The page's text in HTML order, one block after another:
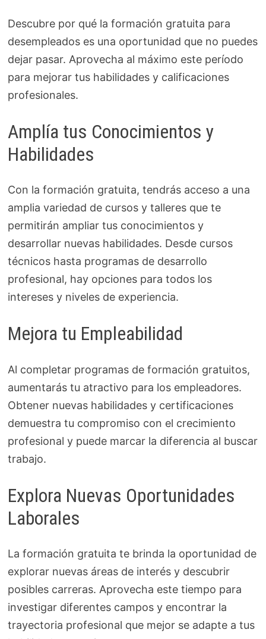
Descubre por qué la formación gratuita para
desempleados es una oportunidad que no puedes
dejar pasar. Aprovecha al máximo este período
para mejorar tus habilidades y calificaciones
profesionales.
Amplía tus Conocimientos y
Habilidades
Con la formación gratuita, tendrás acceso a una
amplia variedad de cursos y talleres que te
permitirán ampliar tus conocimientos y
desarrollar nuevas habilidades. Desde cursos
técnicos hasta programas de desarrollo
profesional, hay opciones para todos los
intereses y niveles de experiencia.
Mejora tu Empleabilidad
Al completar programas de formación gratuitos,
aumentarás tu atractivo para los empleadores.
Obtener nuevas habilidades y certificaciones
demuestra tu compromiso con el crecimiento
profesional y puede marcar la diferencia al buscar
trabajo.
Explora Nuevas Oportunidades
Laborales
La formación gratuita te brinda la oportunidad de
explorar nuevas áreas de interés y descubrir
posibles carreras. Aprovecha este tiempo para
investigar diferentes campos y encontrar la
trayectoria profesional que mejor se adapte a tus